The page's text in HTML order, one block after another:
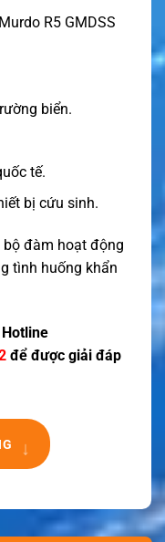
R5 GMDSS
biển.
tế.
bị cứu sinh.
đàm hoạt động
tình huống khẩn
để được giải đáp
↓